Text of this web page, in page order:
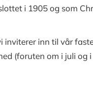
i 1905 og som
inviterer inn til vår
(foruten om i juli og i